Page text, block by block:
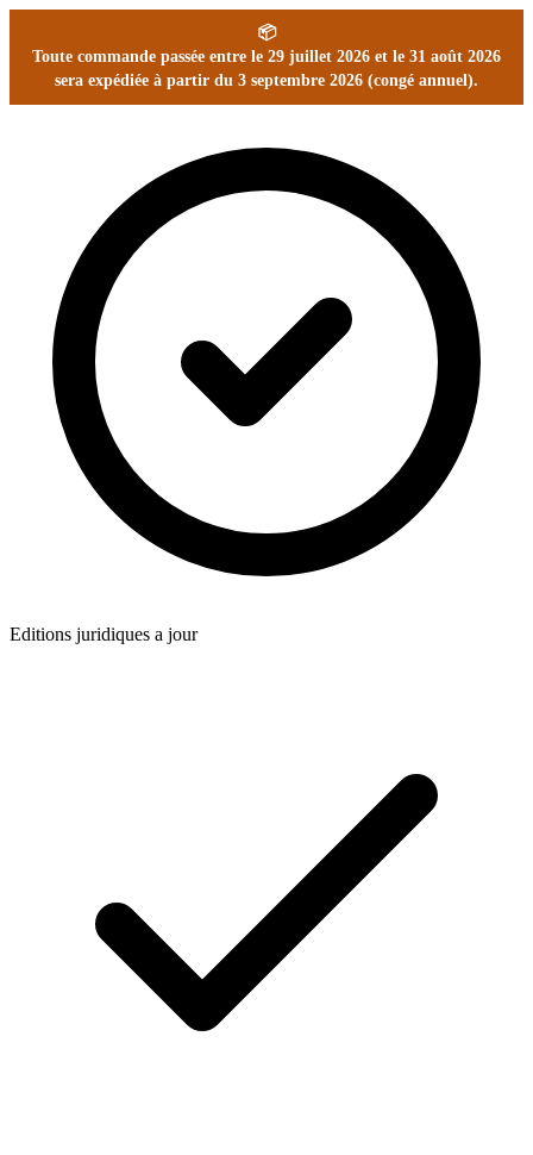
📦
Toute commande passée entre le 29 juillet 2026 et le 31 août 2026
sera expédiée à partir du 3 septembre 2026 (congé annuel).
Editions juridiques a jour